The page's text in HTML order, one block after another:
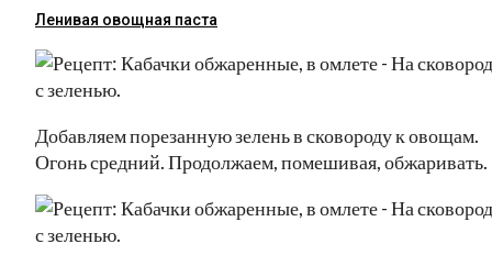
Ленивая овощная паста
Добавляем порезанную зелень в сковороду к овощам.
Огонь средний. Продолжаем, помешивая, обжаривать.